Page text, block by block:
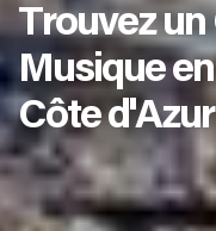
Trouvez un
Musique
Côte